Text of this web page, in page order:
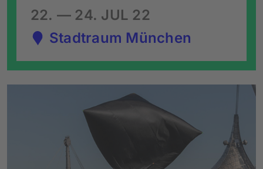
22. — 24. JUL 22
Stadtraum München